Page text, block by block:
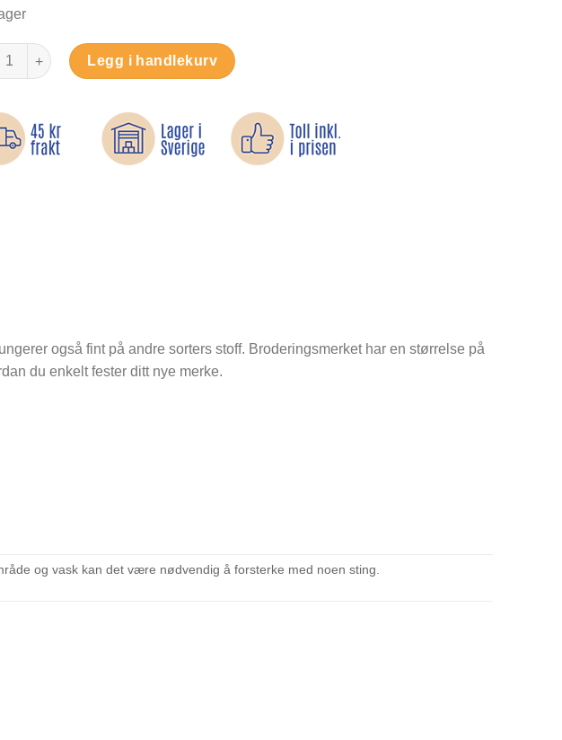
dinosaur - Strykemerke antall
Legg i handlekurv
også fint på andre sorters stoff. Broderingsmerket har en størrelse på
du enkelt fester ditt nye merke.
og vask kan det være nødvendig å forsterke med noen sting.